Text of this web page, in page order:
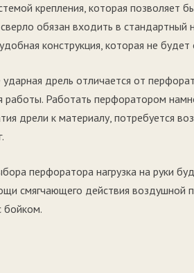
крепления, которая позволяет
обязан входить в стандартный
конструкция, которая не
дрель отличается от
работы. Работать перфоратором
дрели к материалу, потребуется
перфоратора нагрузка на руки
смягчающего действия
бойком.